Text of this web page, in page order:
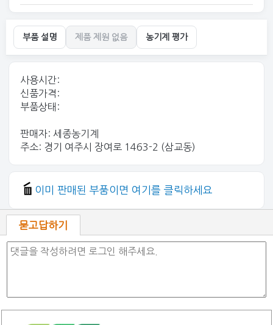
부품 설명 제품 제원 없음 농기계 평가
사용시간:
신품가격:
부품상태:
판매자: 세종농기계
주소: 경기 여주시 장여로 1463-2 (삼교동)
이미 판매된 부품이면 여기를 클릭하세요
묻고답하기